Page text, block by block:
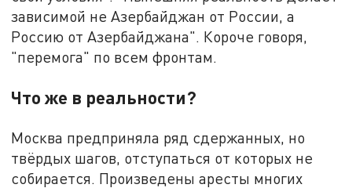
зависимой не Азербайджан от России, а
Россию от Азербайджана". Короче говоря,
"перемога" по всем фронтам.
Что же в реальности?
Москва предприняла ряд сдержанных, но
твёрдых шагов, отступаться от которых не
собирается. Произведены аресты многих